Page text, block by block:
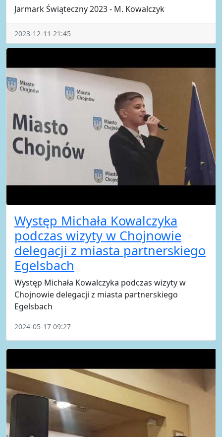
Jarmark Świąteczny 2023 - M. Kowalczyk
2023-12-11 21:45
Występ Michała Kowalczyka
podczas wizyty w Chojnowie
delegacji z miasta partnerskiego
Egelsbach
Występ Michała Kowalczyka podczas wizyty w
Chojnowie delegacji z miasta partnerskiego
Egelsbach
2024-05-17 09:27